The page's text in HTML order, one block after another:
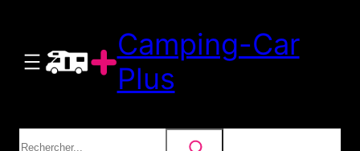
contenu
Camping-Car
Plus